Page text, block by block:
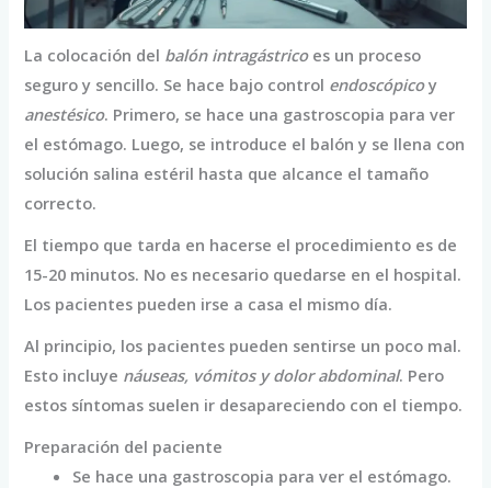
La colocación del balón intragástricoes un proceso
seguro y sencillo. Se hace bajo control endoscópicoy
anestésico. Primero, se hace una gastroscopia para ver
el estómago. Luego, se introduce el balón y se llena con
solución salina estéril hasta que alcance el tamaño
correcto.
El tiempo que tarda en hacerse el procedimiento es de
15-20 minutos. No es necesario quedarse en el hospital.
Los pacientes pueden irse a casa el mismo día.
Al principio, los pacientes pueden sentirse un poco mal.
Esto incluye náuseas, vómitos y dolor abdominal. Pero
estos síntomas suelen ir desapareciendo con el tiempo.
Preparación del paciente
Se hace una gastroscopia para ver el estómago.